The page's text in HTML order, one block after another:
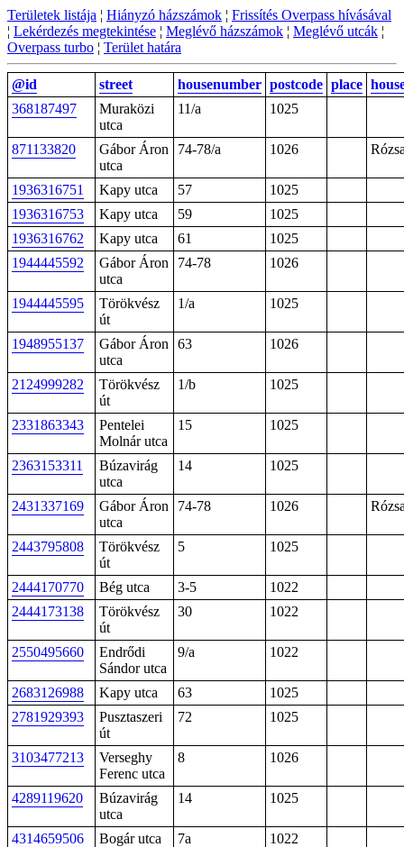
Területek listája ¦ Hiányzó házszámok ¦ Frissítés Overpass hívásával
¦ Lekérdezés megtekintése ¦ Meglévő házszámok ¦ Meglévő utcák ¦
Overpass turbo ¦ Terület határa
@id street housenumber postcode place
368187497
Muraközi
utca
11/a 1025
871133820
Gábor Áron
utca
74-78/a 1026
1936316751 Kapy utca 57
1025
1936316753
Kapy utca 59
1025
1936316762
Kapy utca 61
1025
1944445592
Gábor Áron
utca
74-78 1026
1944445595
Törökvész
út
1/a 1025
1948955137
Gábor Áron
utca
63 1026
2124999282
Törökvész
út
1/b 1025
2331863343
Pentelei
Molnár utca
15 1025
2363153311
Búzavirág
utca
14 1025
2431337169
Gábor Áron
utca
74-78 1026
2443795808
Törökvész
út
5 1025
2444170770 Bég utca 3-5
1022
2444173138
Törökvész
út
30 1022
2550495660
Endrődi
Sándor utca
9/a 1022
2683126988 Kapy utca 63
1025
2781929393
Pusztaszeri
út
72 1025
3103477213
Verseghy
Ferenc utca
8 1026
4289119620
Búzavirág
utca
14 1025
4314659506 Bogár utca 7a
1022